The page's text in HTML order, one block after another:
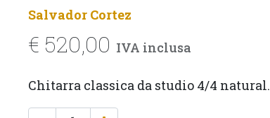
Salvador Cortez
€ 520,00 IVA inclusa
Chitarra classica da studio 4/4 natural.